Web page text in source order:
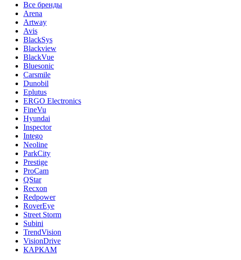
Все бренды
Arena
Artway
Avis
BlackSys
Blackview
BlackVue
Bluesonic
Carsmile
Dunobil
Eplutus
ERGO Electronics
FineVu
Hyundai
Inspector
Intego
Neoline
ParkCity
Prestige
ProCam
QStar
Recxon
Redpower
RoverEye
Street Storm
Subini
TrendVision
VisionDrive
КАРКАМ